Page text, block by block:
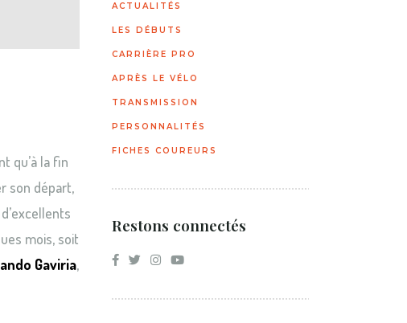
qu’à la fin
son départ,
mois, soit
Gaviria,
ACTUALITÉS
LES DÉBUTS
CARRIÈRE PRO
APRÈS LE VÉLO
TRANSMISSION
PERSONNALITÉS
FICHES COUREURS
Restons connectés